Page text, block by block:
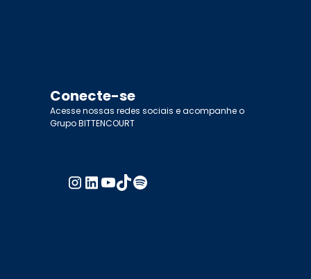
Conecte-se
Acesse nossas redes sociais e acompanhe o
Grupo BITTENCOURT